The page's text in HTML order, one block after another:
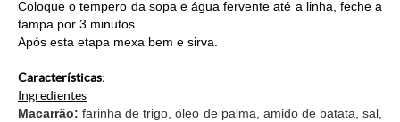
Coloque o tempero da sopa e água fervente até a linha, feche a
tampa por 3 minutos.
Após esta etapa mexa bem e sirva.
Características:
Ingredientes
Macarrão: farinha de trigo, óleo de palma, amido de batata, sal,